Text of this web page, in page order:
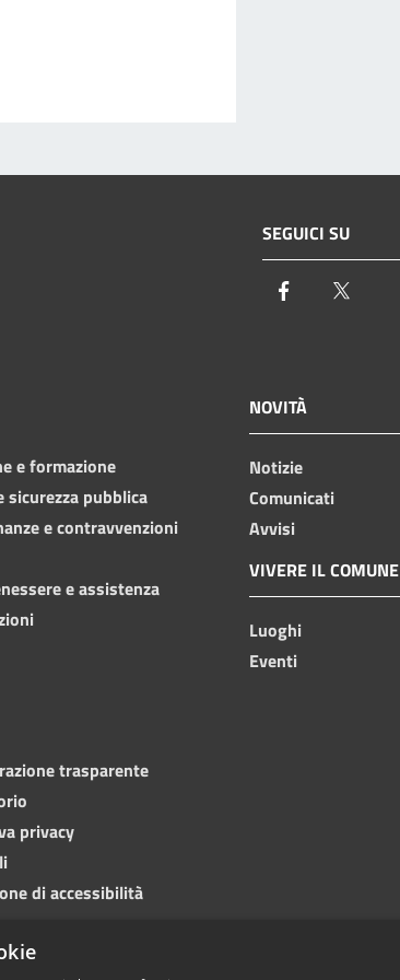
SEGUICI SU
Facebook
e formazione
sicurezza pubblica
e contravvenzioni
e assistenza
NOVITÀ
Notizie
Comunicati
Avvisi
VIVERE IL COMUNE
Luoghi
Eventi
trasparente
privacy
di accessibilità